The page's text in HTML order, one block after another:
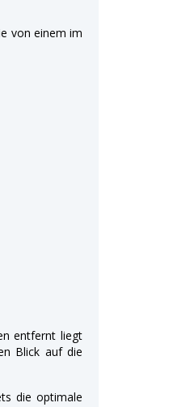
von einem im
entfernt liegt
Blick auf die
die optimale